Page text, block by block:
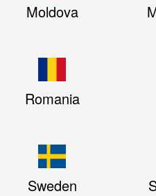
Moldova
Romania
Sweden